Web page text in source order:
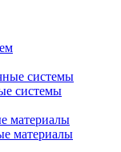
системы
системы
материалы
материалы